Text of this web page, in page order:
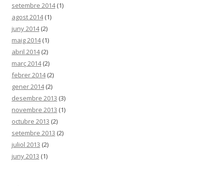
setembre 2014(1)
agost 2014(1)
juny 2014(2)
maig 2014(1)
abril 2014(2)
març 2014(2)
febrer 2014(2)
gener 2014(2)
desembre 2013 (3)
novembre 2013 (1)
octubre 2013 (2)
setembre 2013 (2)
juliol 2013 (2)
juny 2013 (1)